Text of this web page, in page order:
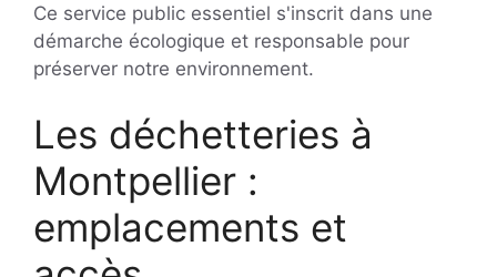
Ce service public essentiel s'inscrit dans une
démarche écologique et responsable pour
préserver notre environnement.
Les déchetteries à
Montpellier :
emplacements et